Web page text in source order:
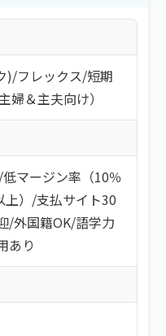
)/フレックス/短期
婦＆主夫向け）
低マージン率（10％
） /支払サイト30
/外国籍OK/語学力
あり